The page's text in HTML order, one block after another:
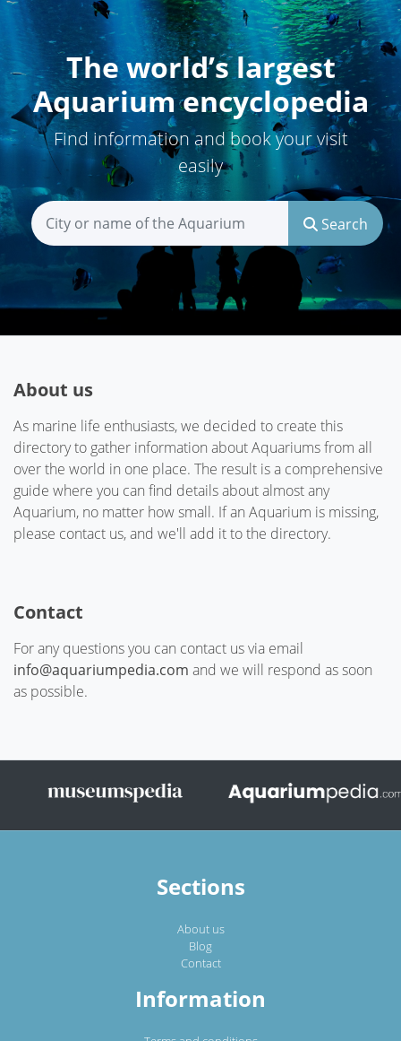
The world’s largest
Aquarium encyclopedia
Find information and book your visit
easily
Search
About us
As marine life enthusiasts, we decided to create this
directory to gather information about Aquariums from all
over the world in one place. The result is a comprehensive
guide where you can find details about almost any
Aquarium, no matter how small. If an Aquarium is missing,
please contact us, and we'll add it to the directory.
Contact
For any questions you can contact us via email
info@aquariumpedia.com and we will respond as soon
as possible.
Sections
About us
Blog
Contact
Information